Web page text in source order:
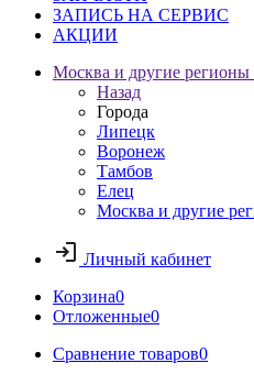
ЗАПИСЬ НА СЕРВИС
АКЦИИ
Москва и другие регионы
Назад
Города
Липецк
Воронеж
Тамбов
Елец
Москва и другие
Личный кабинет
Корзина0
Отложенные0
Сравнение товаров0